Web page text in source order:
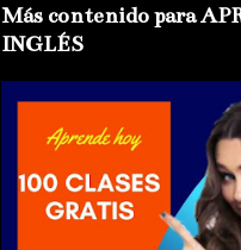
Más contenido para
INGLÉS